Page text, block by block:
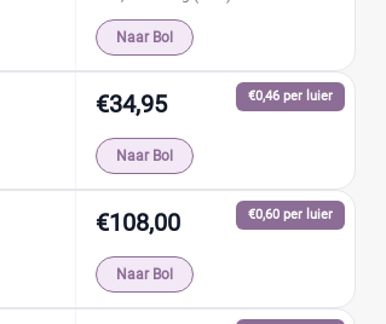
Naar Bol
€0,46 per luier
€34,95
Naar Bol
€0,60 per luier
€108,00
Naar Bol